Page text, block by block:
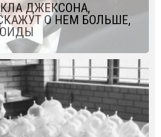
ДЖЕКСОНА,
О НЕМ БОЛЬШЕ,